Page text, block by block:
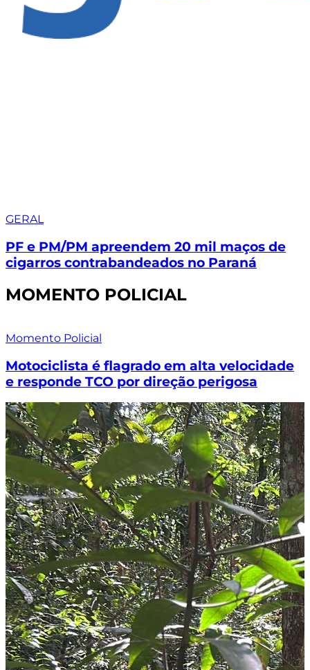
GERAL
PF e PM/PM apreendem 20 mil maços de
cigarros contrabandeados no Paraná
MOMENTO POLICIAL
Momento Policial
Motociclista é flagrado em alta velocidade
e responde TCO por direção perigosa